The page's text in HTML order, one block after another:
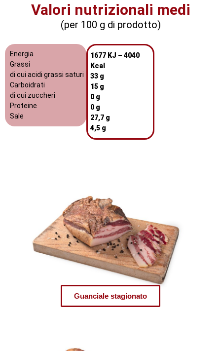
Valori nutrizionali medi
(per 100 g di prodotto)
Energia
Grassi
di cui acidi grassi saturi
Carboidrati
di cui zuccheri
Proteine
Sale
1677 KJ – 4040
Kcal
33 g
15 g
0 g
0 g
27,7 g
4,5 g
Guanciale stagionato